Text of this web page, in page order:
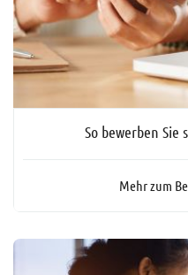
So bewerben Sie
Mehr zum